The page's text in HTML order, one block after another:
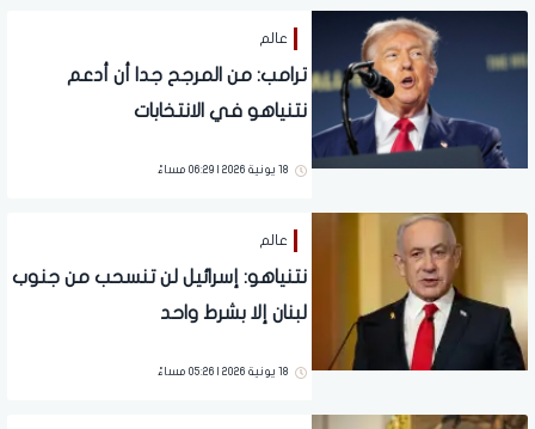
عالم
ترامب: من المرجح جدا أن أدعم
نتنياهو في الانتخابات
18 يونية 2026 | 06:29 مساءً
عالم
نتنياهو: إسرائيل لن تنسحب من جنوب
لبنان إلا بشرط واحد
18 يونية 2026 | 05:26 مساءً